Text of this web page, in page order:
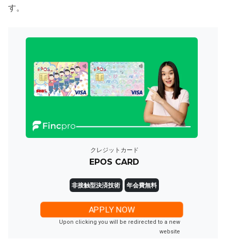
す。
クレジットカード
EPOS CARD
非接触型決済技術 年会費無料
APPLY NOW
Upon clicking you will be redirected to a new
website